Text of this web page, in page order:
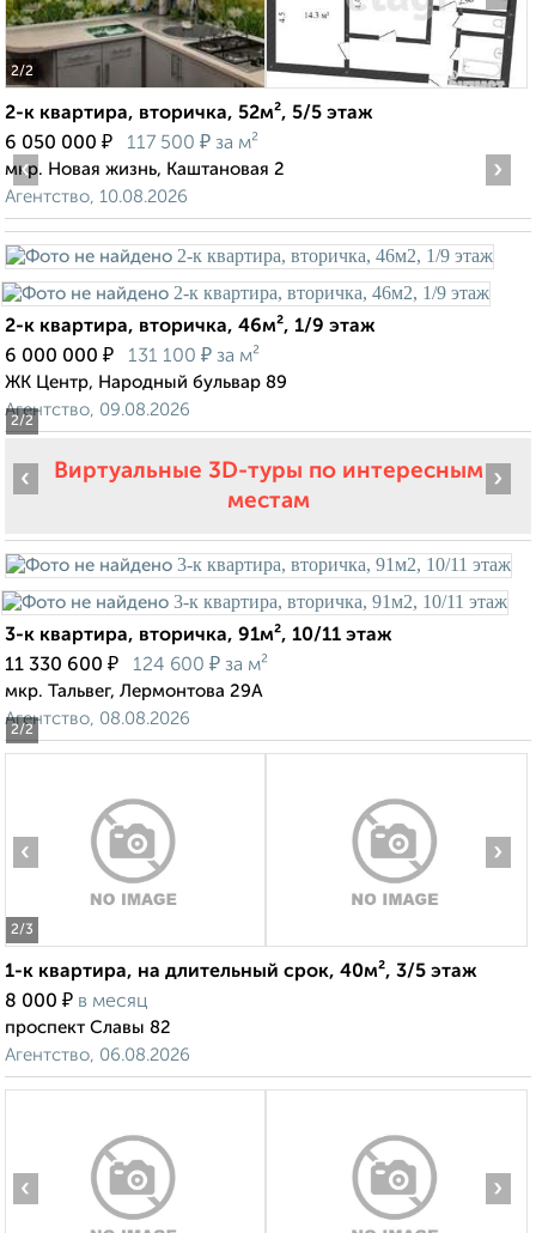
2/2
2-к квартира, вторичка, 52м², 5/5 этаж
6 050 000 ₽ 117 500 ₽ за м²
мкр. Новая жизнь, Каштановая 2
Агентство, 10.08.2026
2/2
‹ ›
2-к квартира, вторичка, 46м², 1/9 этаж
6 000 000 ₽ 131 100 ₽ за м²
ЖК Центр, Народный бульвар 89
Агентство, 09.08.2026
Виртуальные 3D-туры по интересным
местам
2/2
‹ ›
3-к квартира, вторичка, 91м², 10/11 этаж
11 330 600 ₽ 124 600 ₽ за м²
мкр. Тальвег, Лермонтова 29А
Агентство, 08.08.2026
2/3
‹ ›
1-к квартира, на длительный срок, 40м², 3/5 этаж
8 000 ₽ в месяц
проспект Славы 82
Агентство, 06.08.2026
‹ ›